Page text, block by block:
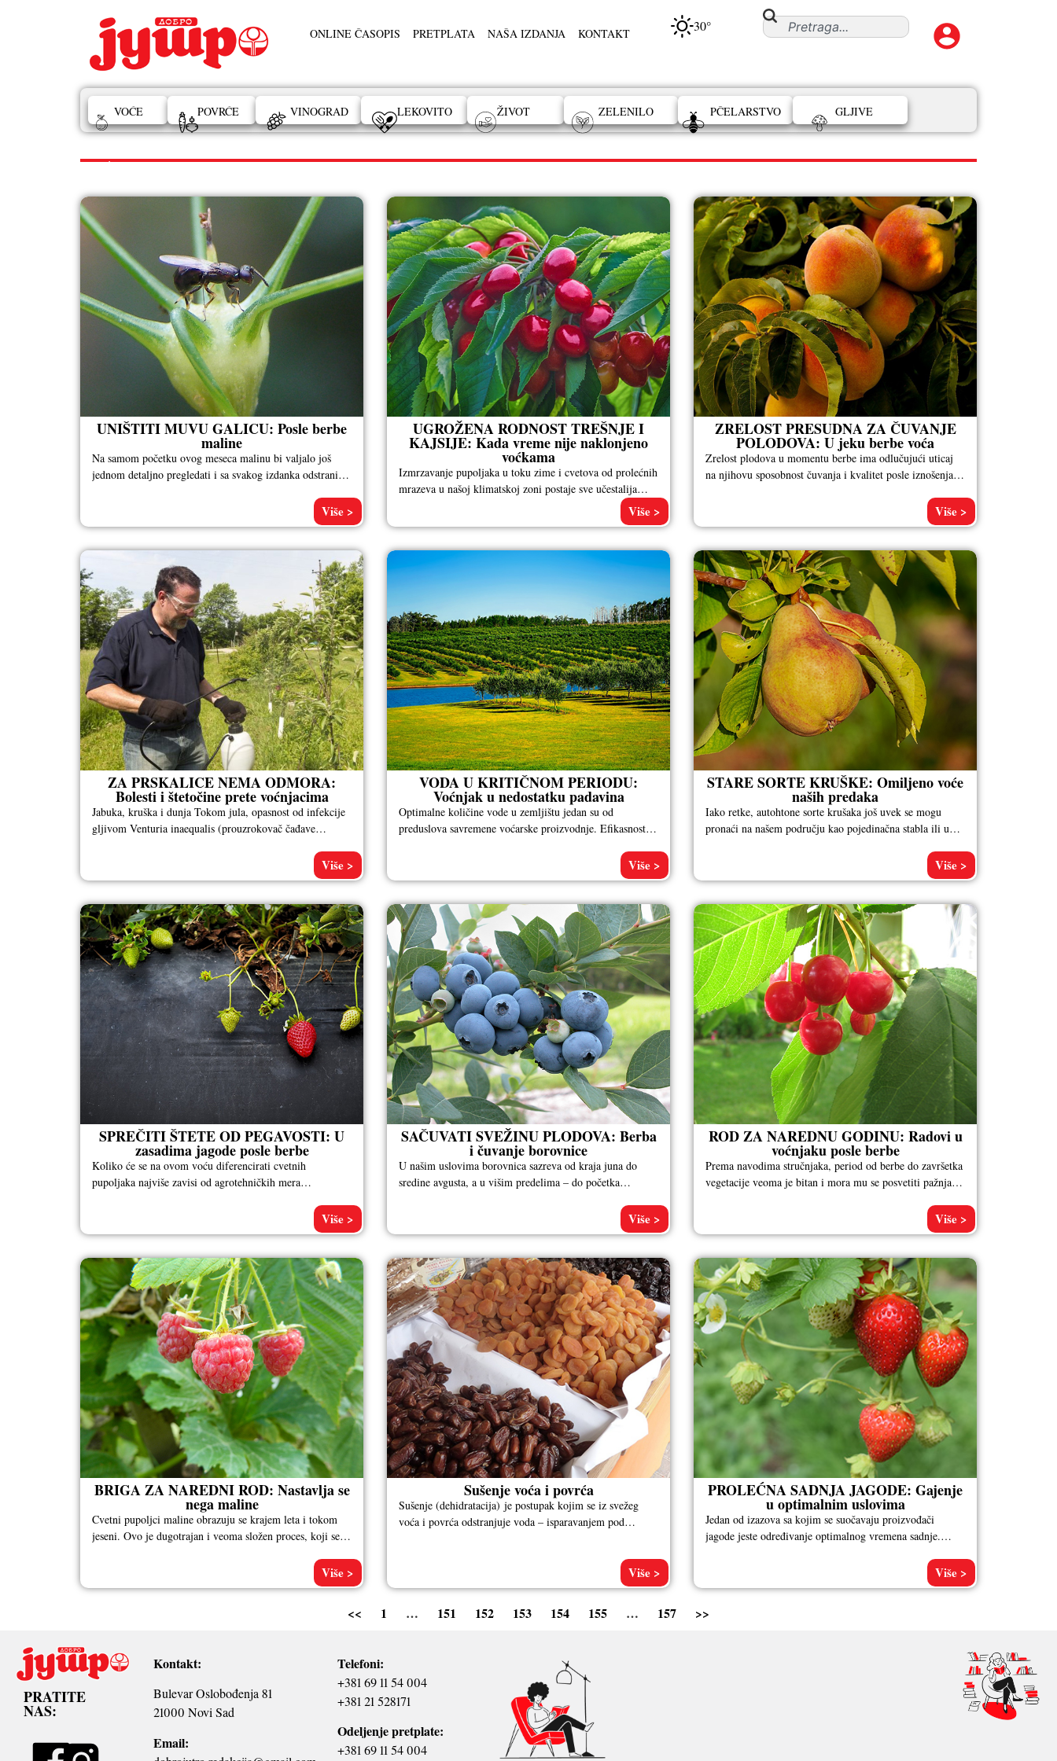
ONLINE ČASOPIS PRETPLATA NAŠA IZDANJA KONTAKT 30°
VOĆE POVRĆE VINOGRAD LEKOVITO ŽIVOT ZELENILO PČELARSTVO GLJIVE
VOĆE
UNIŠTITI MUVU GALICU: Posle berbe
maline
Na samom početku ovog meseca malinu bi valjalo još
jednom detaljno pregledati i sa svakog izdanka odstraniti
Više >
UGROŽENA RODNOST TREŠNJE I
KAJSIJE: Kada vreme nije naklonjeno
voćkama
Izmrzavanje pupoljaka u toku zime i cvetova od prolećnih
mrazeva u našoj klimatskoj zoni postaje sve učestalija
Više >
ZRELOST PRESUDNA ZA ČUVANJE
POLODOVA: U jeku berbe voća
Zrelost plodova u momentu berbe ima odlučujući uticaj
na njihovu sposobnost čuvanja i kvalitet posle iznošenja iz
Više >
ZA PRSKALICE NEMA ODMORA:
Bolesti i štetočine prete voćnjacima
Jabuka, kruška i dunja Tokom jula, opasnost od infekcije
gljivom Venturia inaequalis (prouzrokovač čađave
Više >
VODA U KRITIČNOM PERIODU:
Voćnjak u nedostatku padavina
Optimalne količine vode u zemljištu jedan su od
preduslova savremene voćarske proizvodnje. Efikasnost
Više >
STARE SORTE KRUŠKE: Omiljeno voće
naših predaka
Iako retke, autohtone sorte krušaka još uvek se mogu
pronaći na našem području kao pojedinačna stabla ili u
Više >
SPREČITI ŠTETE OD PEGAVOSTI: U
zasadima jagode posle berbe
Koliko će se na ovom voću diferencirati cvetnih
pupoljaka najviše zavisi od agrotehničkih mera
Više >
SAČUVATI SVEŽINU PLODOVA: Berba
i čuvanje borovnice
U našim uslovima borovnica sazreva od kraja juna do
sredine avgusta, a u višim predelima – do početka
Više >
ROD ZA NAREDNU GODINU: Radovi u
voćnjaku posle berbe
Prema navodima stručnjaka, period od berbe do završetka
vegetacije veoma je bitan i mora mu se posvetiti pažnja da
Više >
BRIGA ZA NAREDNI ROD: Nastavlja se
nega maline
Cvetni pupoljci maline obrazuju se krajem leta i tokom
jeseni. Ovo je dugotrajan i veoma složen proces, koji se
Više >
Sušenje voća i povrća
Sušenje (dehidratacija) je postupak kojim se iz svežeg
voća i povrća odstranjuje voda – isparavanjem pod
Više >
PROLEĆNA SADNJA JAGODE: Gajenje
u optimalnim uslovima
Jedan od izazova sa kojim se suočavaju proizvođači
jagode jeste određivanje optimalnog vremena sadnje.
Više >
<< 1 … 151 152 153 154 155 … 157 >>
PRATITE
NAS:
Kontakt:
Bulevar Oslobođenja 81
21000 Novi Sad
Email:
Telefoni:
+381 69 11 54 004
+381 21 528171
Odeljenje pretplate:
+381 69 11 54 004